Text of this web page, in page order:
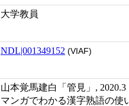
大学教員
NDL|001349152 (VIAF)
山本覚馬建白「管見」, 2020.3
マンガでわかる漢字熟語の使